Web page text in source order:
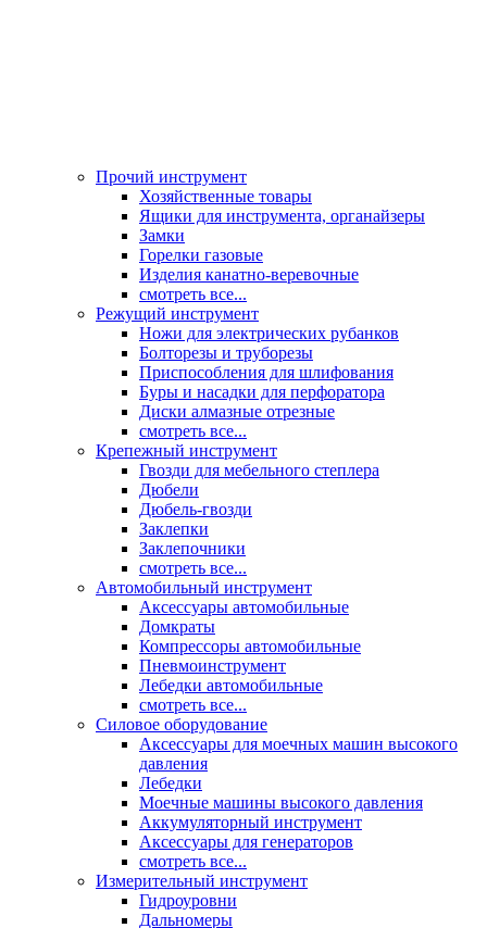
Прочий инструмент
Хозяйственные товары
Ящики для инструмента, органайзеры
Замки
Горелки газовые
Изделия канатно-веревочные
смотреть все...
Режущий инструмент
Ножи для электрических рубанков
Болторезы и труборезы
Приспособления для шлифования
Буры и насадки для перфоратора
Диски алмазные отрезные
смотреть все...
Крепежный инструмент
Гвозди для мебельного степлера
Дюбели
Дюбель-гвозди
Заклепки
Заклепочники
смотреть все...
Автомобильный инструмент
Аксессуары автомобильные
Домкраты
Компрессоры автомобильные
Пневмоинструмент
Лебедки автомобильные
смотреть все...
Силовое оборудование
Аксессуары для моечных машин высокого
давления
Лебедки
Моечные машины высокого давления
Аккумуляторный инструмент
Аксессуары для генераторов
смотреть все...
Измерительный инструмент
Гидроуровни
Дальномеры